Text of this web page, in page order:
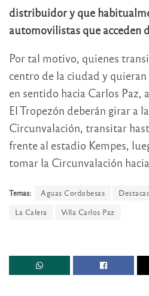
distribuidor y que
automovilistas que acceden
Por tal motivo, quienes
centro de la ciudad y
en sentido hacia Carlos
El Tropezón deberán girar a
Circunvalación, transitar
frente al estadio Kempes,
tomar la Circunvalación
Temas: Aguas Cordobesas
La Calera
Villa Carlos Paz